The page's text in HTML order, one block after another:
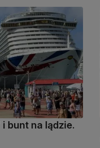
bunt na lądzie.